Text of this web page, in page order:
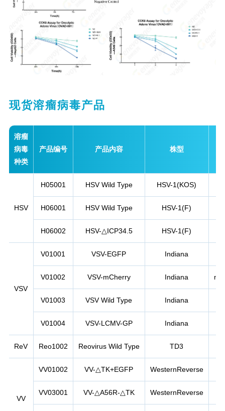
现货溶瘤病毒产品
溶瘤
病毒
种类
产品编号 产品内容 株型
HSV
H05001 HSV Wild Type HSV-1(KOS)
H06001 HSV Wild Type HSV-1(F)
H06002 HSV-△ICP34.5 HSV-1(F)
VSV
V01001 VSV-EGFP Indiana
V01002 VSV-mCherry Indiana
V01003 VSV Wild Type Indiana
V01004 VSV-LCMV-GP Indiana
ReV Reo1002 Reovirus Wild Type TD3
VV
VV01002 VV-△TK+EGFP WesternReverse
VV03001 VV-△A56R-△TK WesternReverse